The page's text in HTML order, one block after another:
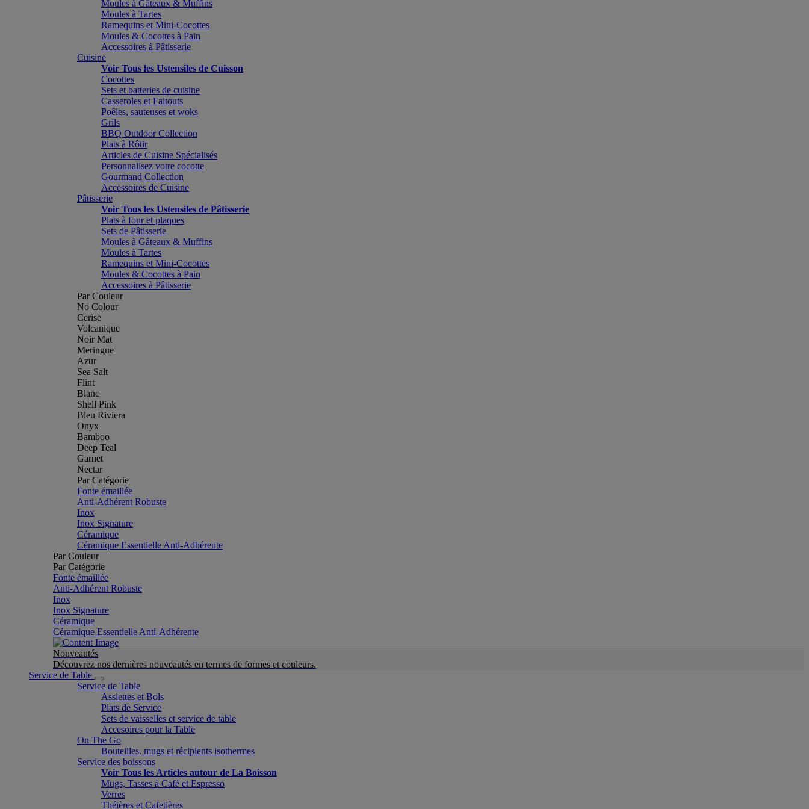
Moules à Gâteaux & Muffins
Moules à Tartes
Ramequins et Mini-Cocottes
Moules & Cocottes à Pain
Accessoires à Pâtisserie
Cuisine
Voir Tous les Ustensiles de Cuisson
Cocottes
Sets et batteries de cuisine
Casseroles et Faitouts
Poêles, sauteuses et woks
Grils
BBQ Outdoor Collection
Plats à Rôtir
Articles de Cuisine Spécialisés
Personnalisez votre cocotte
Gourmand Collection
Accessoires de Cuisine
Pâtisserie
Voir Tous les Ustensiles de Pâtisserie
Plats à four et plaques
Sets de Pâtisserie
Moules à Gâteaux & Muffins
Moules à Tartes
Ramequins et Mini-Cocottes
Moules & Cocottes à Pain
Accessoires à Pâtisserie
Par Couleur
No Colour
Cerise
Volcanique
Noir Mat
Meringue
Azur
Sea Salt
Flint
Blanc
Shell Pink
Bleu Riviera
Onyx
Bamboo
Deep Teal
Garnet
Nectar
Par Catégorie
Fonte émaillée
Anti-Adhérent Robuste
Inox
Inox Signature
Céramique
Céramique Essentielle Anti-Adhérente
Par Couleur
Par Catégorie
Fonte émaillée
Anti-Adhérent Robuste
Inox
Inox Signature
Céramique
Céramique Essentielle Anti-Adhérente
Nouveautés
Découvrez nos dernières nouveautés en termes de formes et couleurs.
Service de Table
Service de Table
Assiettes et Bols
Plats de Service
Sets de vaisselles et service de table
Accesoires pour la Table
On The Go
Bouteilles, mugs et récipients isothermes
Service des boissons
Voir Tous les Articles autour de La Boisson
Mugs, Tasses à Café et Espresso
Verres
Théières et Cafetières